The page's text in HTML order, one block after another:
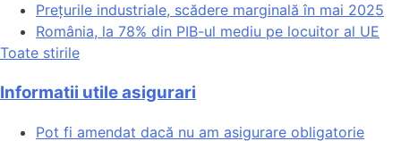
Prețurile industriale, scădere marginală în mai 2025
România, la 78% din PIB-ul mediu pe locuitor al UE
Toate stirile
Informatii utile asigurari
Pot fi amendat dacă nu am asigurare obligatorie